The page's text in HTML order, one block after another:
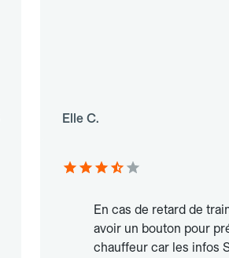
Elle C.
En cas de retard de
avoir un bouton pour
chauffeur car les infos